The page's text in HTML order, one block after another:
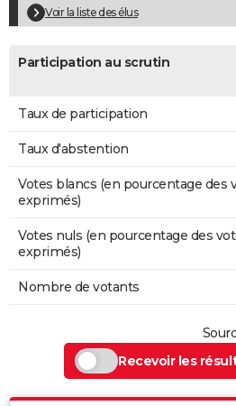
FORUMVoir la liste des élus
Participation au scrutin
Taux de participation
Taux d'abstention
Votes blancs (en pourcentage des
exprimés)
Votes nuls (en pourcentage des
exprimés)
Nombre de votants
Recevoir les